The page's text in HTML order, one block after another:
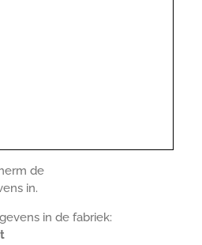
de
in.
in de fabriek: